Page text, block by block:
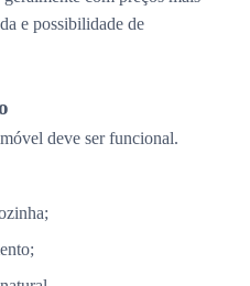
e possibilidade de
deve ser funcional.